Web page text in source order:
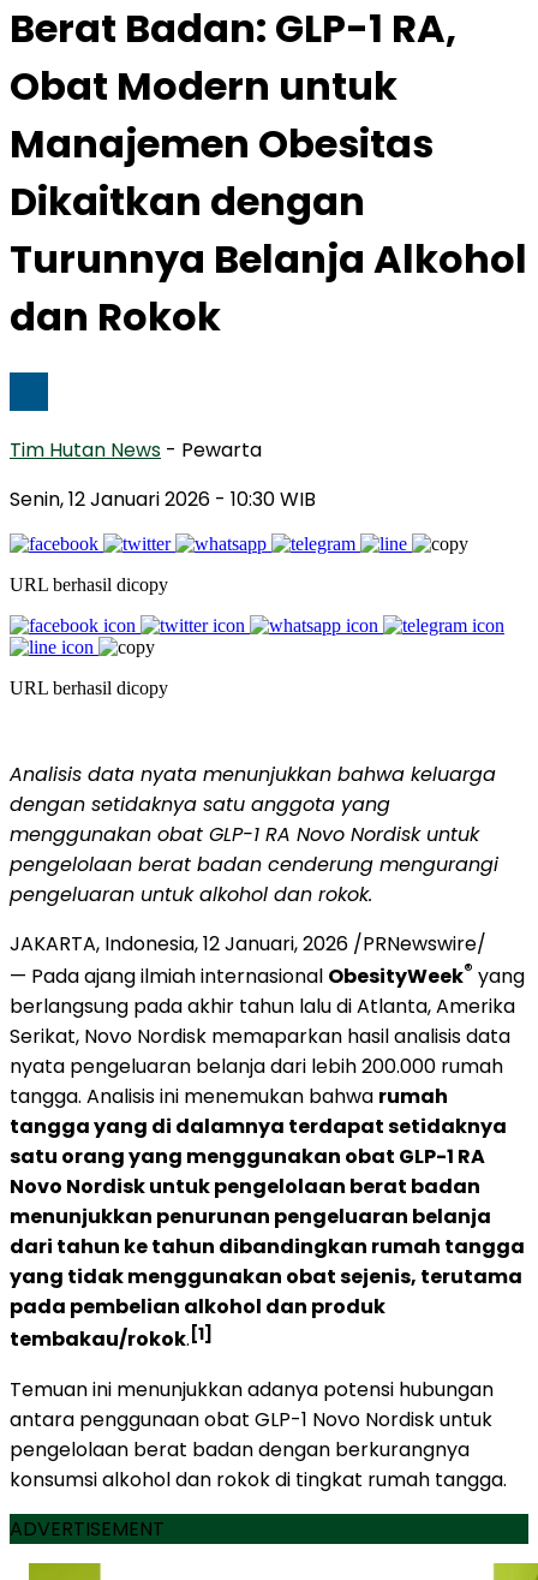
Berat Badan: GLP-1 RA,
Obat Modern untuk
Manajemen Obesitas
Dikaitkan dengan
Turunnya Belanja Alkohol
dan Rokok
Tim Hutan News - Pewarta
Senin, 12 Januari 2026 - 10:30 WIB
URL berhasil dicopy
URL berhasil dicopy
Analisis data nyata menunjukkan bahwa keluarga
dengan setidaknya satu anggota yang
menggunakan obat GLP-1 RA Novo Nordisk untuk
pengelolaan berat badan cenderung mengurangi
pengeluaran untuk alkohol dan rokok.
JAKARTA, Indonesia,12 Januari, 2026 /PRNewswire/
— Pada ajang ilmiah internasional ObesityWeek® yang
berlangsung pada akhir tahun lalu di Atlanta, Amerika
Serikat, Novo Nordisk memaparkan hasil analisis data
nyata pengeluaran belanja dari lebih 200.000 rumah
tangga. Analisis ini menemukan bahwa rumah
tangga yang di dalamnya terdapat setidaknya
satu orang yang menggunakan obat GLP-1 RA
Novo Nordisk untuk pengelolaan berat badan
menunjukkan penurunan pengeluaran belanja
dari tahun ke tahun dibandingkan rumah tangga
yang tidak menggunakan obat sejenis, terutama
pada pembelian alkohol dan produk
tembakau/rokok. [1]
Temuan ini menunjukkan adanya potensi hubungan
antara penggunaan obat GLP-1 Novo Nordisk untuk
pengelolaan berat badan dengan berkurangnya
konsumsi alkohol dan rokok di tingkat rumah tangga.
ADVERTISEMENT